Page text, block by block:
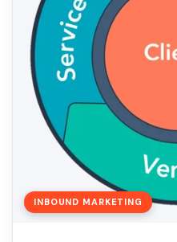
INBOUND MARKETING